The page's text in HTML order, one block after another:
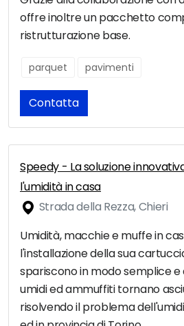
offre inoltre un pacchetto
ristrutturazione base.
parquet pavimenti
Contatta
Speedy - La soluzione
l'umidità in casa
Strada della Rezza, Chieri
Umidità, macchie e muffe in
l'installazione della sua
spariscono in modo semplice e
umidi ed ammuffiti tornano
risolvendo il problema